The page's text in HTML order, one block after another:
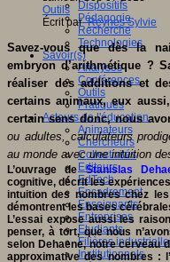
Dispositifs
Pédagogie
Recherche
Technologies
Savoir(s)
Analyses
Conférences
Outils
Pratiques
Acteurs de l'éducation
Animateurs
Chercheurs
Collectivités
Editeurs
EdTech
Encadrement
Enseignants
Entreprises
Etudiants
Filières
Institutionnels
Outils
Écrit parReynes Sylvie
Savez-vous que dès la
embryon d’arithmétique ?
réaliser des additions et
certains animaux, eux
certain sens donc, nous
ou adultes, calculateurs
au monde avec une intuition
L’ouvrage de Stanislas
cognitive, décrit les
intuition des nombres chez
démontrent les bases
L’essai expose aussi les
penser, à tort, que nous
selon Dehaene, notre cerveau
approximative des nombres :